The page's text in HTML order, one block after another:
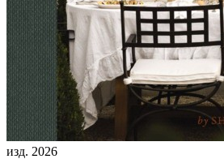
изд. 2026